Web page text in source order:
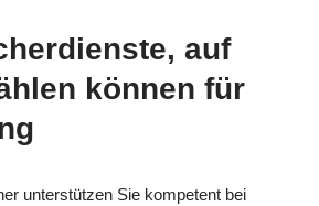
auf
können für
unterstützen Sie kompetent bei